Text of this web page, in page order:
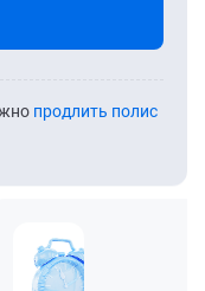
продлить полис